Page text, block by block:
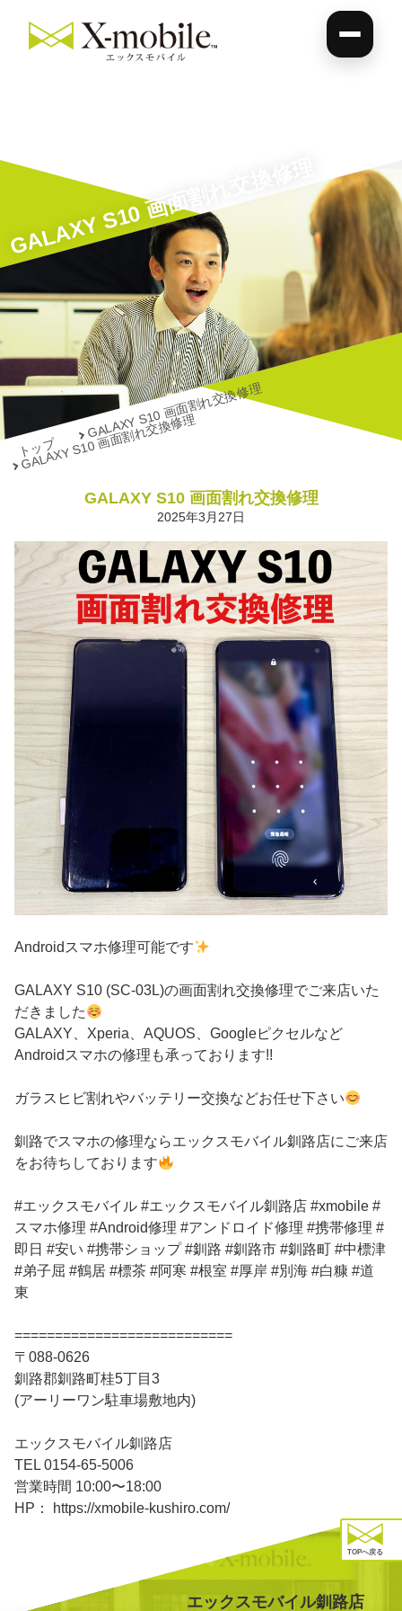
GALAXY S10 画面割れ交換修理
トップ
GALAXY S10 画面割れ交換修理
GALAXY S10 画面割れ交換修理
GALAXY S10 画面割れ交換修理
2025年3月27日
Androidスマホ修理可能です
GALAXY S10 (SC-03L)の画面割れ交換修理でご来店いた
だきました
GALAXY、Xperia、AQUOS、Googleピクセルなど
Androidスマホの修理も承っております!!
ガラスヒビ割れやバッテリー交換などお任せ下さい
釧路でスマホの修理ならエックスモバイル釧路店にご来店
をお待ちしております
#エックスモバイル #エックスモバイル釧路店 #xmobile #
スマホ修理 #Android修理 #アンドロイド修理 #携帯修理 #
即日 #安い #携帯ショップ #釧路 #釧路市 #釧路町 #中標津
#弟子屈 #鶴居 #標茶 #阿寒 #根室 #厚岸 #別海 #白糠 #道
東
===========================
〒088-0626
釧路郡釧路町桂5丁目3
(アーリーワン駐車場敷地内)
エックスモバイル釧路店
TEL 0154-65-5006
営業時間 10:00〜18:00
HP： https://xmobile-kushiro.com/
エックスモバイル釧路店
TOPへ戻る